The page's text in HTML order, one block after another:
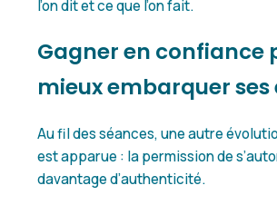
l’on dit et ce que l’on fait.
Gagner en confiance
mieux embarquer ses
Au fil des séances, une autre
est apparue : la permission de
davantage d’authenticité.